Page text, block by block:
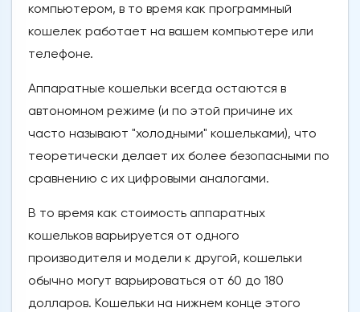
компьютером, в то время как программный
кошелек работает на вашем компьютере или
телефоне.
Аппаратные кошельки всегда остаются в
автономном режиме (и по этой причине их
часто называют "холодными" кошельками), что
теоретически делает их более безопасными по
сравнению с их цифровыми аналогами.
В то время как стоимость аппаратных
кошельков варьируется от одного
производителя и модели к другой, кошельки
обычно могут варьироваться от 60 до 180
долларов. Кошельки на нижнем конце этого